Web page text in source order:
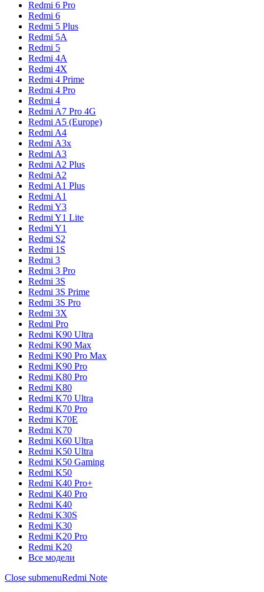
Redmi 6 Pro
Redmi 6
Redmi 5 Plus
Redmi 5A
Redmi 5
Redmi 4A
Redmi 4X
Redmi 4 Prime
Redmi 4 Pro
Redmi 4
Redmi A7 Pro 4G
Redmi A5 (Europe)
Redmi A4
Redmi A3x
Redmi A3
Redmi A2 Plus
Redmi A2
Redmi A1 Plus
Redmi A1
Redmi Y3
Redmi Y1 Lite
Redmi Y1
Redmi S2
Redmi 1S
Redmi 3
Redmi 3 Pro
Redmi 3S
Redmi 3S Prime
Redmi 3S Pro
Redmi 3X
Redmi Pro
Redmi K90 Ultra
Redmi K90 Max
Redmi K90 Pro Max
Redmi K90 Pro
Redmi K80 Pro
Redmi K80
Redmi K70 Ultra
Redmi K70 Pro
Redmi K70E
Redmi K70
Redmi K60 Ultra
Redmi K50 Ultra
Redmi K50 Gaming
Redmi K50
Redmi K40 Pro+
Redmi K40 Pro
Redmi K40
Redmi K30S
Redmi K30
Redmi K20 Pro
Redmi K20
Все модели
Close submenuRedmi Note